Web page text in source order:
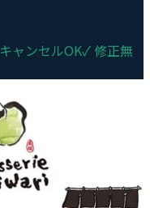
キャンセルOK✓ 修正無